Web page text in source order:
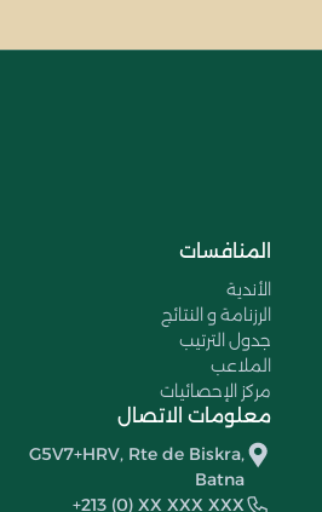
المنافسات
الأندية
الرزنامة و النتائج
جدول الترتيب
الملاعب
مركز الإحصائيات
معلومات الاتصال
G5V7+HRV, Rte de Biskra,
Batna
+213 (0) XX XXX XXX